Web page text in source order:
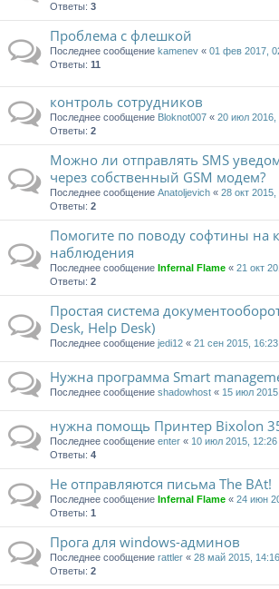
Ответы: 3
Проблема с флешкой
Последнее сообщение kamenev « 01 фев 2017,
Ответы: 11
контроль сотрудников
Последнее сообщение Bloknot007 « 20 июл 2016,
Ответы: 2
Можно ли отправлять SMS
через собственный GSM модем?
Последнее сообщение Anatoljevich « 28 окт 2015,
Ответы: 2
Помогите по поводу софтины на
наблюдения
Последнее сообщение Infernal Flame « 21 окт
Ответы: 2
Простая система
Desk, Help Desk)
Последнее сообщение jedi12 « 21 сен 2015, 16:23
Нужна программа Smart
Последнее сообщение shadowhost « 15 июл
нужна помощь Принтер Bixolon
Последнее сообщение enter « 10 июл 2015, 12:26
Ответы: 4
Не отправляются письма The BAt!
Последнее сообщение Infernal Flame « 24 июн
Ответы: 1
Прога для windows-админов
Последнее сообщение rattler « 28 май 2015, 14:16
Ответы: 2